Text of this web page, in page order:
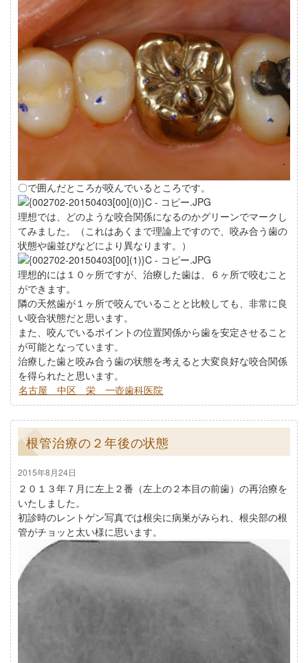
〇で囲んだところが咬んでいるところです。
理想では、どのような咬合関係になるのかグリーンでマークし
てみました。（これはあくまで理論上ですので、咬み合う歯の
状態や歯並びなどにより異なります。）
理想的には１０ヶ所ですが、治療した歯は、６ヶ所で咬むこと
ができます。
隣の天然歯が１ヶ所で咬んでいることと比較しても、非常に良
い咬合状態だと思います。
また、咬んでいるポイントの位置関係から歯を安定させること
が可能となっています。
治療した歯と咬み合う歯の状態を考えると大変良好な咬合関係
を得られたと思います。
名古屋 中区 栄 一壺歯科医院
根管治療の２年後の状態
2015年8月24日
２０１３年７月に左上２番（左上の２本目の前歯）の再治療を
いたしました。
初診時のレントゲン写真では根尖に病巣がみられ、根尖部の根
管がチョッと太い様に思います。